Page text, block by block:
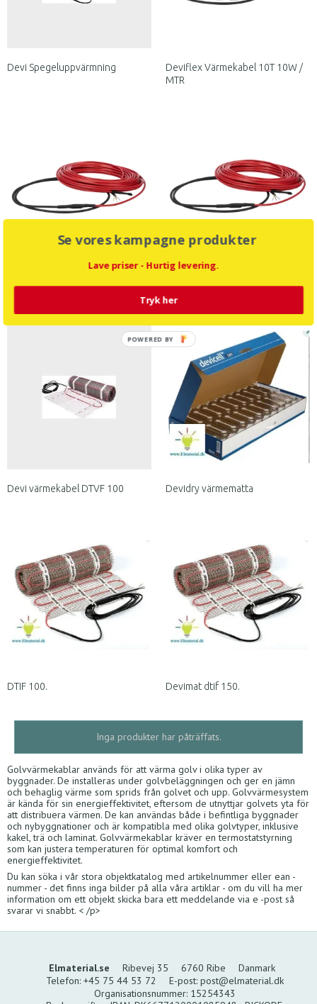
Devi Spegeluppvärmning
Deviflex Värmekabel 10T 10W /
MTR
MTR
mTR
Devi värmekabel DTVF 100 Devidry värmematta
DTIF 100. Devimat dtif 150.
Inga produkter har påträffats.
Golvvärmekablar används för att värma golv i olika typer av
byggnader. De installeras under golvbeläggningen och ger en jämn
och behaglig värme som sprids från golvet och upp. Golvvärmesystem
är kända för sin energieffektivitet, eftersom de utnyttjar golvets yta för
att distribuera värmen. De kan användas både i befintliga byggnader
och nybyggnationer och är kompatibla med olika golvtyper, inklusive
kakel, trä och laminat. Golvvärmekablar kräver en termostatstyrning
som kan justera temperaturen för optimal komfort och
energieffektivitet.
Du kan söka i vår stora objektkatalog med artikelnummer eller ean -
nummer - det finns inga bilder på alla våra artiklar - om du vill ha mer
information om ett objekt skicka bara ett meddelande via e -post så
svarar vi snabbt. < /p>
Elmaterial.se Ribevej 35 6760 Ribe
Danmark
Telefon: +45 75 44 53 72 E-post: post@elmaterial.dk
Organisationsnummer:15254343
Se vores kampagne produkter
Lave priser - Hurtig levering.
Tryk her
POWERED BY